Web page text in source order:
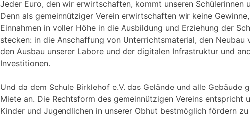
Jeder Euro, den wir erwirtschaften, kommt unseren Schülerinnen
Denn als gemeinnütziger Verein erwirtschaften wir keine
Einnahmen in voller Höhe in die Ausbildung und Erziehung der
stecken: in die Anschaffung von Unterrichtsmaterial, den Neubau
den Ausbau unserer Labore und der digitalen Infrastruktur und
Investitionen.
Und da dem Schule Birklehof e.V. das Gelände und alle Gebäude
Miete an. Die Rechtsform des gemeinnützigen Vereins entspricht
Kinder und Jugendlichen in unserer Obhut bestmöglich fördern zu